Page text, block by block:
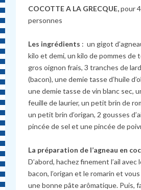
COCOTTE A LA GRECQUE,pour 4
personnes
Les ingrédients : un gigot
kilo et demi, un kilo de pommes de
gros oignon frais, 3 tranches de lard
(bacon), une demie tasse d’huile
une demie tasse de vin blanc sec,
feuille de laurier, un petit brin de
un petit brin d’origan, 2 gousses
pincée de sel et une pincée de
La préparation de l’agneau en
D’abord, hachez finement l’ail avec
bacon, l’origan et le romarin et
une bonne pâte arômatique. Puis,